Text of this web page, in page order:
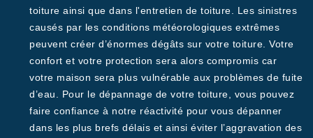
toiture ainsi que dans l'entretien de toiture. Les sinistres
causés par les conditions météorologiques extrêmes
peuvent créer d’énormes dégâts sur votre toiture. Votre
confort et votre protection sera alors compromis car
votre maison sera plus vulnérable aux problèmes de fuite
d’eau. Pour le dépannage de votre toiture, vous pouvez
faire confiance à notre réactivité pour vous dépanner
dans les plus brefs délais et ainsi éviter l’aggravation des